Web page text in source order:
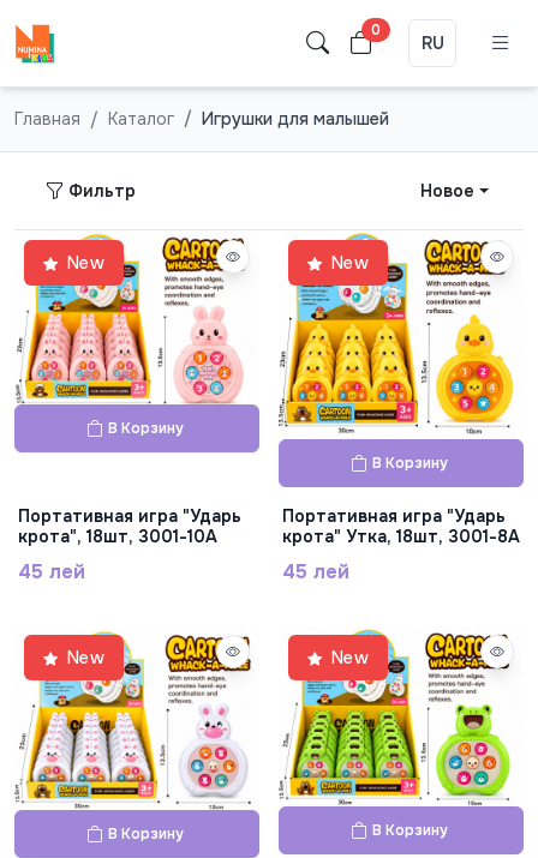
0
RU
Главная Каталог Игрушки для малышей
Фильтр Новое
New
В Корзину
Портативная игра "Ударь
крота", 18шт, 3001-10A
45 лей
New
В Корзину
Портативная игра "Ударь
крота" Утка, 18шт, 3001-8A
45 лей
New
В Корзину
New
В Корзину